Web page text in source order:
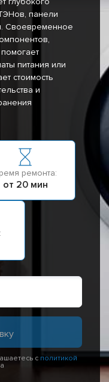
панели
Своевременное
питания или
стоимость
и
ремонта:
от 20 мин
с политикой